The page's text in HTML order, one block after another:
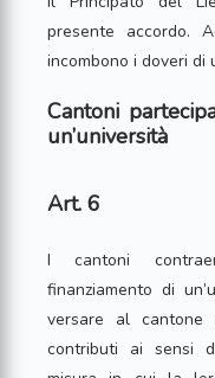
presente accordo.
incombono i doveri di
Cantoni
un’università
Art. 6
I cantoni
finanziamento di
versare al cantone
contributi ai sensi